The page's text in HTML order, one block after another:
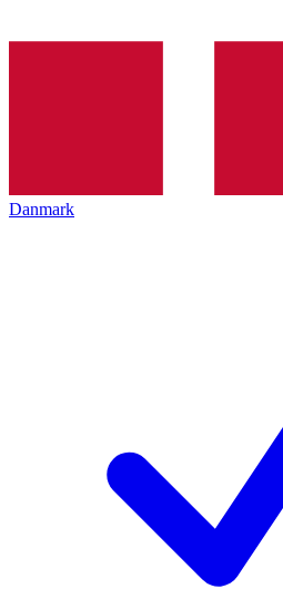
Danmark